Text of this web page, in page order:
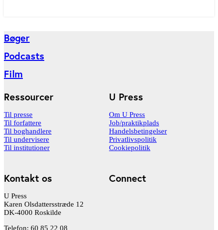
Bøger
Podcasts
Film
U Press
Om U Press
Job/praktikplads
Handelsbetingelser
Privatlivspolitik
Cookiepolitik
Ressourcer
Til presse
Til forfattere
Til boghandlere
Til undervisere
Til institutioner
Connect
Kontakt os
U Press
Karen Olsdattersstræde 12
DK-4000 Roskilde
Telefon: 60 85 22 08